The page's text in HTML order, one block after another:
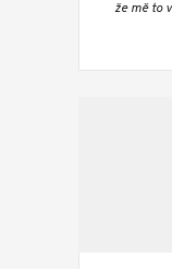
že mě to